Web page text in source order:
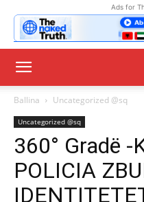
Ads for
Ballina Uncategorized @sq
Uncategorized @sq
360° Gradë -
POLICIA